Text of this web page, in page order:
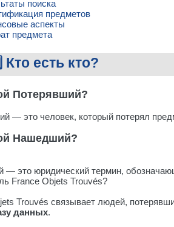
поиска
предметов
аспекты
предмета
Кто есть кто?
Потерявший?
— это человек, который потерял
Нашедший?
это юридический термин,
France Objets Trouvés?
Trouvés связывает людей,
данных.